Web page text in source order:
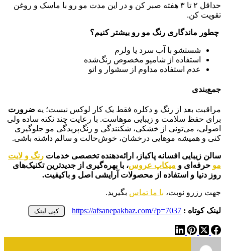
حداقل ۲ تا ۳ هفته صبر کن و در این مدت مو رو با ماسک و روغن
تقویت کن.
چطور ماندگاری رنگ مو رو بیشتر کنیم؟
شستشو با آب سرد یا ولرم
استفاده از شامپو مخصوص رنگ‌شده
عدم استفاده مداوم از سشوار و اتو
جمع‌بندی
مراقبت بعد از رنگ و دکلره فقط یک کار لوکس نیست؛ یه ضرورت
برای حفظ سلامت و زیبایی موهاست. با رعایت چند نکته ساده ولی
اصولی، می‌تونی از خشکی، شکنندگی و رنگ‌پریدگی مو جلوگیری
کنی و همیشه موهایی درخشان، خوش‌حالت و سالم داشته باشی.
سالن زیبایی افسانه پاکباز، ارائه‌دهنده تخصصی خدمات رنگ و لایت
مو حرفه‌ای و میکاپ عروس، با بهره‌گیری از جدیدترین تکنیک‌های
روز دنیا و استفاده از محصولات آرایشی اصل و باکیفیت.
جهت رزرو نوبت، با ما تماس بگیرید.
لینک کوتاه : https://afsanepakbaz.com/?p=7037 کپی لینک